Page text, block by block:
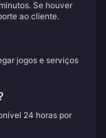
Se houver
ao cliente.
jogos e serviços
24 horas por